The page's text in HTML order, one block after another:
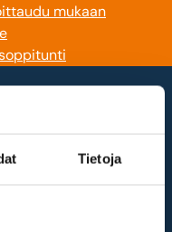
Tietoja
mukaan
osakesijoittajat